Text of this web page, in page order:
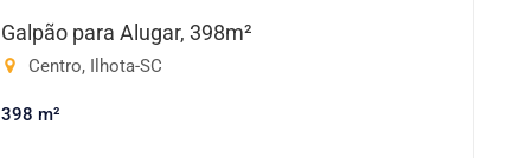
Galpão para Alugar, 398m²
Centro, Ilhota-SC
398 m²